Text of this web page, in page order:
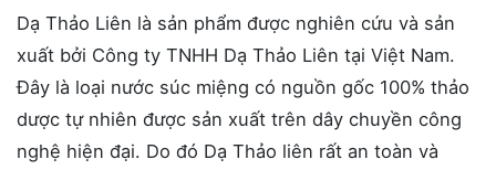
Dạ Thảo Liên là sản phẩm được nghiên cứu và sản
xuất bởi Công ty TNHH Dạ Thảo Liên tại Việt Nam.
Đây là loại nước súc miệng có nguồn gốc 100% thảo
dược tự nhiên được sản xuất trên dây chuyền công
nghệ hiện đại. Do đó Dạ Thảo liên rất an toàn và